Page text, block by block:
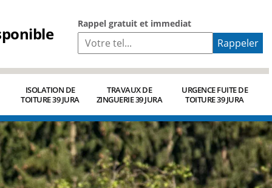
Rappel gratuit et immediat
ISOLATION DE
TOITURE 39 JURA
TRAVAUX DE
ZINGUERIE 39 JURA
URGENCE FUITE DE
TOITURE 39 JURA